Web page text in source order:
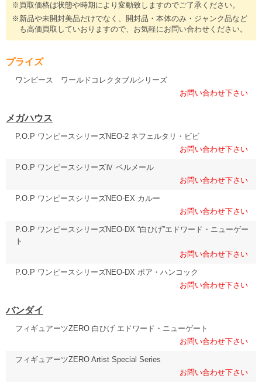
※買取価格は状態や時期により変動致しますのでご了承ください。
※新品や未開封美品だけでなく、開封品・本体のみ・ジャンク品など
も高価買取していおりますので、お気軽にお問い合わせください。
プライズ
ワンピース ワールドコレクタブルシリーズ
お問い合わせ下さい
メガハウス
P.O.P ワンピースシリーズNEO-2 ネフェルタリ・ビビ
お問い合わせ下さい
P.O.P ワンピースシリーズⅣ ベルメール
お問い合わせ下さい
P.O.P ワンピースシリーズNEO-EX カルー
お問い合わせ下さい
P.O.P ワンピースシリーズNEO-DX “白ひげ”エドワード・ニューゲー
ト
お問い合わせ下さい
P.O.P ワンピースシリーズNEO-DX ボア・ハンコック
お問い合わせ下さい
バンダイ
フィギュアーツZERO 白ひげ エドワード・ニューゲート
お問い合わせ下さい
フィギュアーツZERO Artist Special Series
お問い合わせ下さい